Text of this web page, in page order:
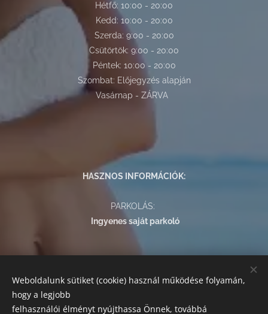
Hétfő: 10:00 - 20:00
Kedd: 10:00 - 20:00
Szerda: 9:00 - 20:00
Csütörtök: 9:00 - 20:00
Péntek: 10:00 - 20:00
Szombat: Előjegyzés alapján
Vasárnap - ZÁRVA
HASZNOS INFORMÁCIÓK:
PARKOLÁS:
Ingyenes saját parkoló
Az alábbi módokon egyenlítheti ki szolgáltatásaink árát:
készpénz, bankkártyás fizetés, SZÉP kártya.
Weboldalunk sütiket (cookie) használ működése folyamán,
hogy a legjobb
felhasználói élményt nyújthassa Önnek, továbbá